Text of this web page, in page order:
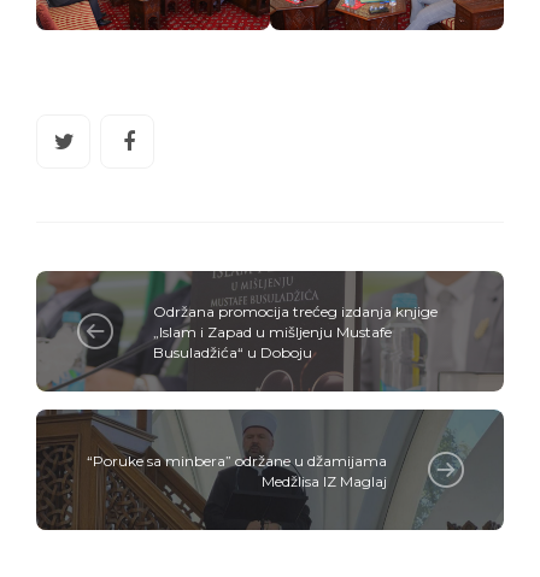
Održana promocija trećeg izdanja knjige
„Islam i Zapad u mišljenju Mustafe
Busuladžića“ u Doboju
“Poruke sa minbera” održane u džamijama
Medžlisa IZ Maglaj